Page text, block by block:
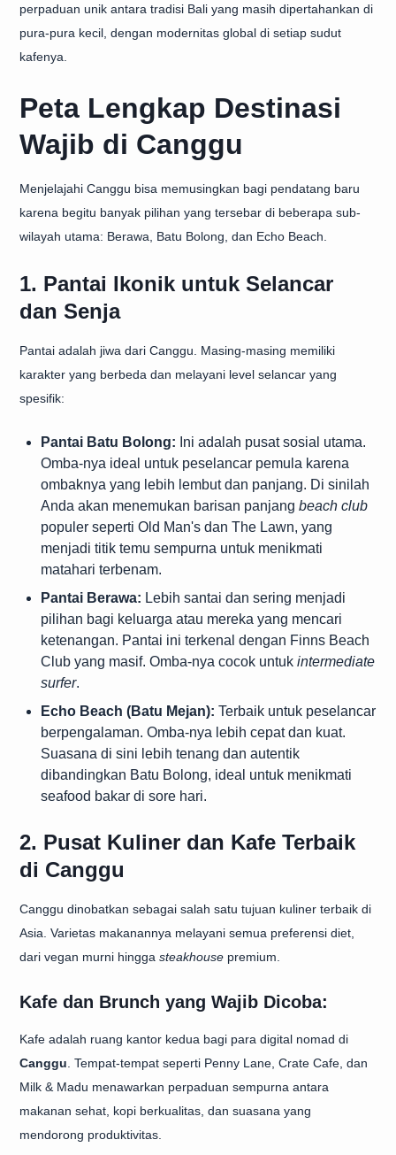
perpaduan unik antara tradisi Bali yang masih dipertahankan di
pura-pura kecil, dengan modernitas global di setiap sudut
kafenya.
Peta Lengkap Destinasi
Wajib di Canggu
Menjelajahi Canggu bisa memusingkan bagi pendatang baru
karena begitu banyak pilihan yang tersebar di beberapa sub-
wilayah utama: Berawa, Batu Bolong, dan Echo Beach.
1. Pantai Ikonik untuk Selancar
dan Senja
Pantai adalah jiwa dari Canggu. Masing-masing memiliki
karakter yang berbeda dan melayani level selancar yang
spesifik:
Pantai Batu Bolong: Ini adalah pusat sosial utama.
Omba-nya ideal untuk peselancar pemula karena
ombaknya yang lebih lembut dan panjang. Di sinilah
Anda akan menemukan barisan panjang beach club
populer seperti Old Man's dan The Lawn, yang
menjadi titik temu sempurna untuk menikmati
matahari terbenam.
Pantai Berawa: Lebih santai dan sering menjadi
pilihan bagi keluarga atau mereka yang mencari
ketenangan. Pantai ini terkenal dengan Finns Beach
Club yang masif. Omba-nya cocok untuk intermediate
surfer.
Echo Beach (Batu Mejan): Terbaik untuk peselancar
berpengalaman. Omba-nya lebih cepat dan kuat.
Suasana di sini lebih tenang dan autentik
dibandingkan Batu Bolong, ideal untuk menikmati
seafood bakar di sore hari.
2. Pusat Kuliner dan Kafe Terbaik
di Canggu
Canggu dinobatkan sebagai salah satu tujuan kuliner terbaik di
Asia. Varietas makanannya melayani semua preferensi diet,
dari vegan murni hingga steakhouse premium.
Kafe dan Brunch yang Wajib Dicoba:
Kafe adalah ruang kantor kedua bagi para digital nomad di
Canggu . Tempat-tempat seperti Penny Lane, Crate Cafe, dan
Milk & Madu menawarkan perpaduan sempurna antara
makanan sehat, kopi berkualitas, dan suasana yang
mendorong produktivitas.